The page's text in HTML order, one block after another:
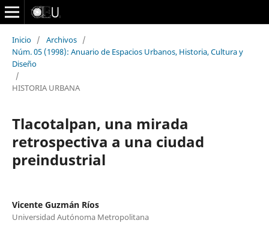
Inicio / Archivos /
Núm. 05 (1998): Anuario de Espacios Urbanos, Historia, Cultura y
Diseño
/
HISTORIA URBANA
Tlacotalpan, una mirada
retrospectiva a una ciudad
preindustrial
Vicente Guzmán Ríos
Universidad Autónoma Metropolitana